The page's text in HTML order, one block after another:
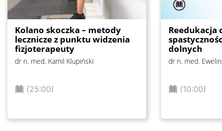
Kolano skoczka – metody
lecznicze z punktu widzenia
fizjoterapeuty
dr n. med. Kamil Klupiński
(25:00)
Reedukacja
dolnych
dr n. med.
(10:00)